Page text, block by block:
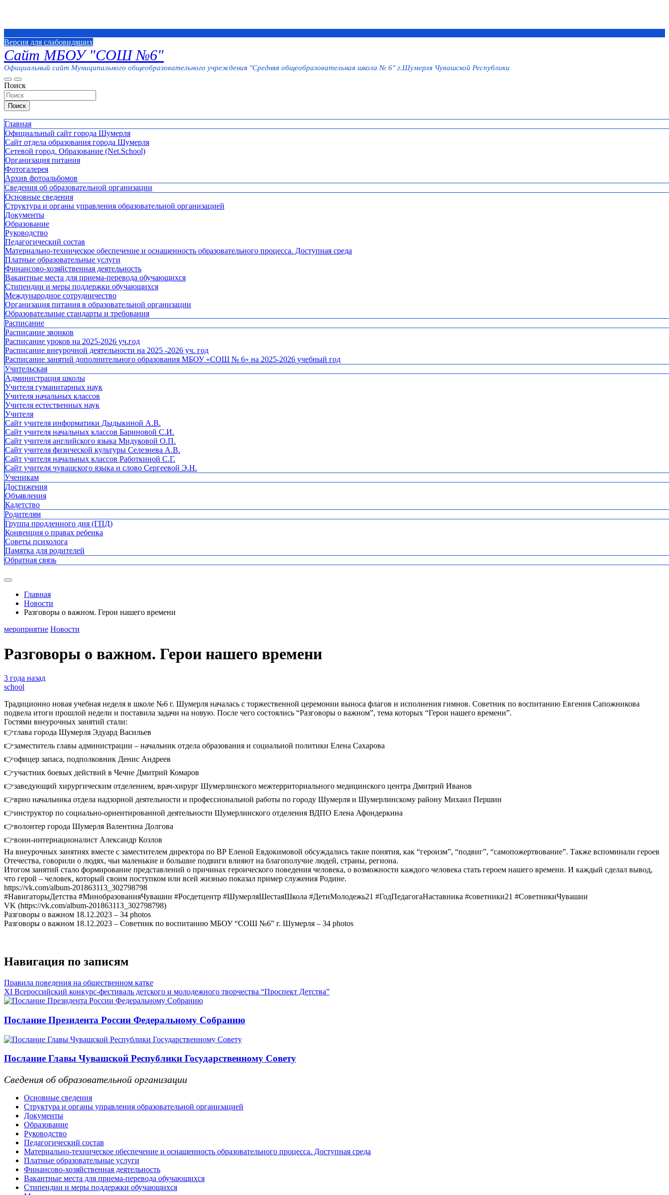
Версия для слабовидящих
Сайт МБОУ "СОШ №6"
Официальный сайт Муниципального общеобразовательного учреждения "Средняя общеобразовательная школа № 6" г.Шумерля Чувашской Республики
Поиск
Поиск
Главная
Официальный сайт города Шумерля
Сайт отдела образования города Шумерля
Сетевой город. Образование (Net.School)
Организация питания
Фотогалерея
Архив фотоальбомов
Сведения об образовательной организации
Основные сведения
Структура и органы управления образовательной организацией
Документы
Образование
Руководство
Педагогический состав
Материально-техническое обеспечение и оснащенность образовательного процесса. Доступная среда
Платные образовательные услуги
Финансово-хозяйственная деятельность
Вакантные места для приема-перевода обучающихся
Стипендии и меры поддержки обучающихся
Международное сотрудничество
Организация питания в образовательной организации
Образовательные стандарты и требования
Расписание
Расписание звонков
Расписание уроков на 2025-2026 уч.год
Расписание внеурочной деятельности на 2025 -2026 уч. год
Расписание занятий дополнительного образования МБОУ «СОШ № 6» на 2025-2026 учебный год
Учительская
Администрация школы
Учителя гуманитарных наук
Учителя начальных классов
Учителя естественных наук
Учителя
Cайт учителя информатики Дыдыкиной А.В.
Сайт учителя начальных классов Бариновой С.И.
Сайт учителя английского языка Мидуковой О.П.
Сайт учителя физической культуры Селезнева А.В.
Сайт учителя начальных классов Работкиной С.Г.
Сайт учителя чувашского языка и слово Сергеевой Э.Н.
Ученикам
Достижения
Объявления
Кадетство
Родителям
Группа продленного дня (ГПД)
Конвенция о правах ребенка
Советы психолога
Памятка для родителей
Обратная связь
Главная
Новости
Разговоры о важном. Герои нашего времени
мероприятие Новости
Разговоры о важном. Герои нашего времени
3 года назад
school
Традиционно новая учебная неделя в школе №6 г. Шумерля началась с торжественной церемонии выноса флагов и исполнения гимнов. Советник по воспитанию Евгения Сапожникова
подвела итоги прошлой недели и поставила задачи на новую. После чего состоялись “Разговоры о важном”, тема которых “Герои нашего времени”.
Гостями внеурочных занятий стали:
👉глава города Шумерля Эдуард Васильев
👉заместитель главы администрации – начальник отдела образования и социальной политики Елена Сахарова
👉офицер запаса, подполковник Денис Андреев
👉участник боевых действий в Чечне Дмитрий Комаров
👉заведующий хирургическим отделением, врач-хирург Шумерлинского межтерриториального медицинского центра Дмитрий Иванов
👉врио начальника отдела надзорной деятельности и профессиональной работы по городу Шумерля и Шумерлинскому району Михаил Першин
👉инструктор по социально-ориентированной деятельности Шумерлинского отделения ВДПО Елена Афондеркина
👉волонтер города Шумерля Валентина Долгова
👉воин-интернационалист Александр Козлов
На внеурочных занятиях вместе с заместителем директора по ВР Еленой Евдокимовой обсуждались такие понятия, как “героизм”, “подвиг”, “самопожертвование”. Также вспоминали героев
Отечества, говорили о людях, чьи маленькие и большие подвиги влияют на благополучие людей, страны, региона.
Итогом занятий стало формирование представлений о причинах героического поведения человека, о возможности каждого человека стать героем нашего времени. И каждый сделал вывод,
что герой – человек, который своим поступком или всей жизнью показал пример служения Родине.
https://vk.com/album-201863113_302798798
#НавигаторыДетства #МинобразованияЧувашии #Росдетцентр #ШумерляШестаяШкола #ДетиМолодежь21 #ГодПедагогаНаставника #советники21 #СоветникиЧувашии
VK (https://vk.com/album-201863113_302798798)
Разговоры о важном 18.12.2023 – 34 photos
Разговоры о важном 18.12.2023 – Советник по воспитанию МБОУ “СОШ №6” г. Шумерля – 34 photos
Навигация по записям
Правила поведения на общественном катке
XI Всероссийский конкурс-фестиваль детского и молодежного творчества “Проспект Детства”
Послание Президента России Федеральному Собранию
Послание Главы Чувашской Республики Государственному Совету
Сведения об образовательной организации
Основные сведения
Структура и органы управления образовательной организацией
Документы
Образование
Руководство
Педагогический состав
Материально-техническое обеспечение и оснащенность образовательного процесса. Доступная среда
Платные образовательные услуги
Финансово-хозяйственная деятельность
Вакантные места для приема-перевода обучающихся
Стипендии и меры поддержки обучающихся